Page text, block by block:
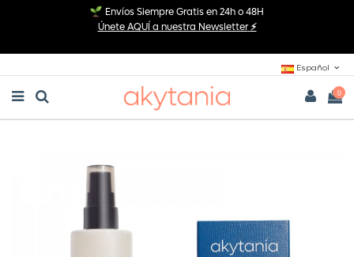
Envíos Siempre Gratis en 24h o 48H
Únete AQUÍ a nuestra Newsletter ⚡
Español
0
Inicio Night Facial Cleansing